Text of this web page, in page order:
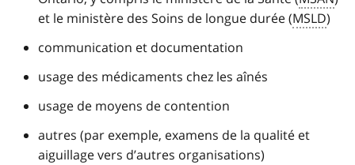
et le ministère des Soins de longue durée (MSLD)
communication et documentation
usage des médicaments chez les aînés
usage de moyens de contention
autres (par exemple, examens de la qualité et
aiguillage vers d’autres organisations)